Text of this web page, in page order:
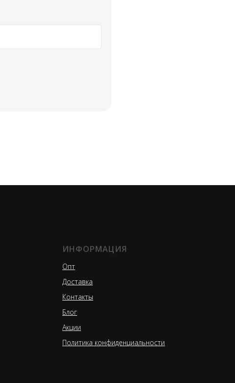
ИНФОРМАЦИЯ
Опт
Доставка
Контакты
Блог
Акции
Политика конфиденциальности